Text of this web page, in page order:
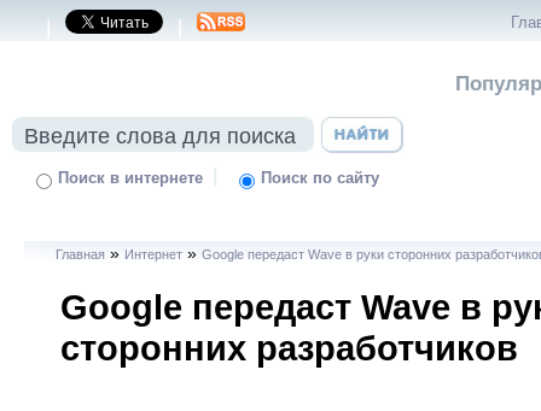
| |
Поиск в интернете | Поиск по сайту
Главная » Интернет »Google передаст Wave в руки сторонних
Google передаст Wave в
сторонних разработчиков